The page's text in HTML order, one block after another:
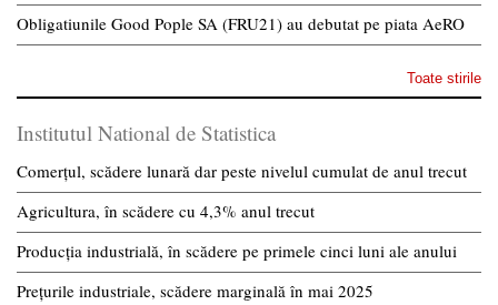
Obligatiunile Good Pople SA (FRU21) au debutat pe piata AeRO
Toate stirile
Institutul National de Statistica
Comerțul, scădere lunară dar peste nivelul cumulat de anul trecut
Agricultura, în scădere cu 4,3% anul trecut
Producția industrială, în scădere pe primele cinci luni ale anului
Prețurile industriale, scădere marginală în mai 2025